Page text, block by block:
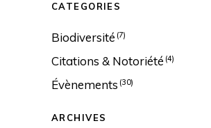
CATEGORIES
Biodiversité (7)
Citations & Notoriété (4)
Évènements (30)
ARCHIVES